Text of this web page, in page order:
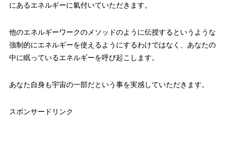
にあるエネルギーに氣付いていただきます。
他のエネルギーワークのメソッドのように伝授するというような
強制的にエネルギーを使えるようにするわけではなく、あなたの
中に眠っているエネルギーを呼び起こします。
あなた自身も宇宙の一部だという事を実感していただきます。
スポンサードリンク